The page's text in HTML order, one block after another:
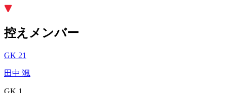
控えメンバー
GK 21
田中 颯
GK 1